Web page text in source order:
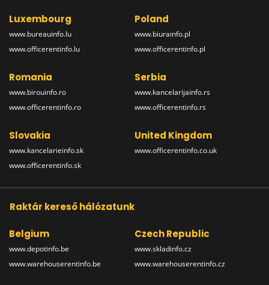
Luxembourg
www.bureauinfo.lu
www.officerentinfo.lu
Poland
www.biurainfo.pl
www.officerentinfo.pl
Romania
www.birouinfo.ro
www.officerentinfo.ro
Serbia
www.kancelarijainfo.rs
www.officerentinfo.rs
Slovakia
www.kancelarieinfo.sk
www.officerentinfo.sk
United Kingdom
www.officerentinfo.co.uk
Raktár kereső hálózatunk
Belgium
www.depotinfo.be
www.warehouserentinfo.be
Czech Republic
www.skladinfo.cz
www.warehouserentinfo.cz